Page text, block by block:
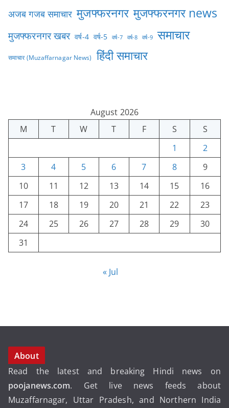
अजब गजब समाचार मुजफ्फरनगर मुजफ्फरनगर news
मुजफ्फरनगर खबर वर्ष-4 वर्ष-5 वर्ष-7 वर्ष-8 वर्ष-9 समाचार
समाचार (Muzaffarnagar News) हिंदी समाचार
August 2026
M
T W T F S
S
1
2
3
4 5 6 7 8
9
10
11 12 13 14 15
16
17
18 19 20 21 22
23
24
25 26 27 28 29
30
31
« Jul
About
Read the latest and breaking Hindi news on
poojanews.com. Get live news feeds about
Muzaffarnagar, Uttar Pradesh, and Northern India